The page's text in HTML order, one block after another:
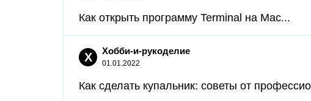
Как открыть программу Terminal на Mac...
Х Хобби-и-рукоделие
01.01.2022
Как сделать купальник: советы от